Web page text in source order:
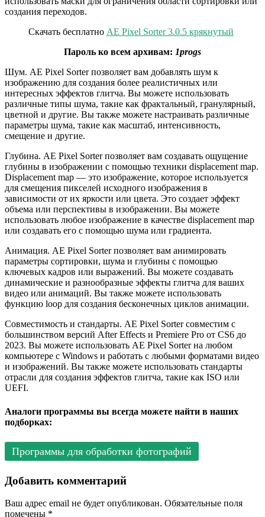
создания переходов.
Скачать бесплатно AE Pixel Sorter 3.0.5 крякнутый
Пароль ко всем архивам: 1progs
Шум. AE Pixel Sorter позволяет вам добавлять шум к
изображению для создания более реалистичных или
интересных эффектов глитча. Вы можете использовать
различные типы шума, такие как фрактальный, гранулярный,
цветной и другие. Вы также можете настраивать различные
параметры шума, такие как масштаб, интенсивность,
смещение и другие.
Глубина. AE Pixel Sorter позволяет вам создавать ощущение
глубины в изображении с помощью техники displacement map.
Displacement map — это изображение, которое используется
для смещения пикселей исходного изображения в
зависимости от их яркости или цвета. Это создает эффект
объема или перспективы в изображении. Вы можете
использовать любое изображение в качестве displacement map
или создавать его с помощью шума или градиента.
Анимация. AE Pixel Sorter позволяет вам анимировать
параметры сортировки, шума и глубины с помощью
ключевых кадров или выражений. Вы можете создавать
динамические и разнообразные эффекты глитча для ваших
видео или анимаций. Вы также можете использовать
функцию loop для создания бесконечных циклов анимации.
Совместимость и стандарты. AE Pixel Sorter совместим с
большинством версий After Effects и Premiere Pro от CS6 до
2023. Вы можете использовать AE Pixel Sorter на любом
компьютере с Windows и работать с любыми форматами видео
и изображений. Вы также можете использовать стандарты
отрасли для создания эффектов глитча, такие как ISO или
UEFI.
Аналоги программы вы всегда можете найти в наших
подборках:
Программы для обработки фотографий
Добавить комментарий
Ваш адрес email не будет опубликован. Обязательные поля
помечены *